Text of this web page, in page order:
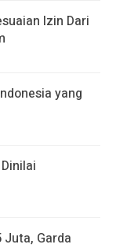
Izin Dari
yang
Juta, Garda